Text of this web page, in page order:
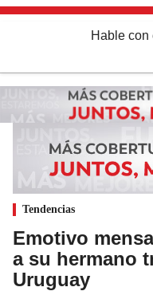
Hable con
Tendencias
Emotivo
a su hermano
Uruguay